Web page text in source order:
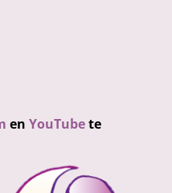
en YouTubete